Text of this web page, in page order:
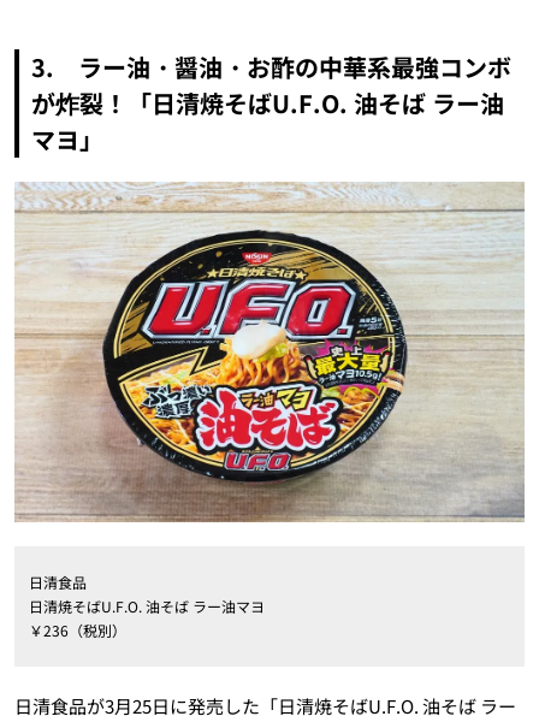
3. ラー油・醤油・お酢の中華系最強コンボ
が炸裂！「日清焼そばU.F.O. 油そば ラー油
マヨ」
日清食品
日清焼そばU.F.O. 油そば ラー油マヨ
￥236（税別）
日清食品が3月25日に発売した「日清焼そばU.F.O. 油そば ラー